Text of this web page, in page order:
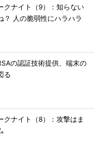
クナイト（9）：知らない
？ 人の脆弱性にハラハラ
の認証技術提供、端末の
る
クナイト（8）：攻撃はま